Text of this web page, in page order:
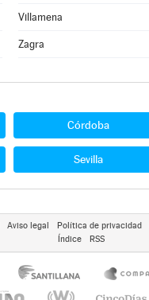
Villamena
Zagra
Córdoba
Sevilla
Aviso legal Política de privacidad
Índice
RSS